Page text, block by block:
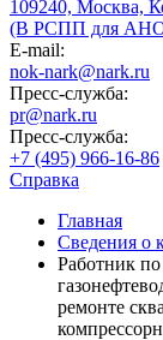
109240, Москва,
(В РСПП для
E-mail:
nok-nark@nark.ru
Пресс-служба:
pr@nark.ru
Пресс-служба:
+7 (495) 966-16-86
Справка
Главная
Сведения о
Работник
ремонте